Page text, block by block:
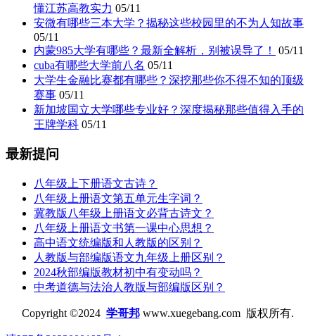
懂江苏高教实力 05/11
安微有哪些三本大学？揭秘这些校园里的不为人知故事
05/11
内蒙985大学有哪些？最新全解析，别被误导了！
05/11
cuba有哪些大学前八名 05/11
大学生金融比赛都有哪些？深挖那些你不得不知的顶级
赛事 05/11
新加坡国立大学哪些专业好？深度揭秘那些值得入手的
王牌学科 05/11
最新提问
八年级上下册语文古诗？
八年级上册语文第五单元生字词？
冀教版八年级上册语文必背古诗文？
八年级上册语文书第一课中心思想？
高中语文统编版和人教版的区别？
人教版与部编版语文九年级上册区别？
2024秋部编版教材初中有变动吗？
中考道德与法治人教版与部编版区别？
Copyright ©2024 学哥邦www.xuegebang.com 版权所有.